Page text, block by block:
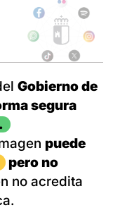
Gobierno de
segura
puede
pero no
no acredita